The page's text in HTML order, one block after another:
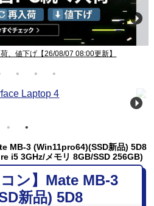
Windows11ノート一覧【26/08/
MB-3 (Win11pro64)(SSD新品) 5D8
i5 3GHz/メモリ 8GB/SSD 256GB)
ン】Mate MB-3
新品) 5D8